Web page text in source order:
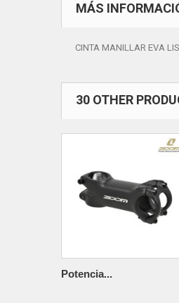
MÁS
CINTA MANILLAR EVA
30 OTHER
Potencia...